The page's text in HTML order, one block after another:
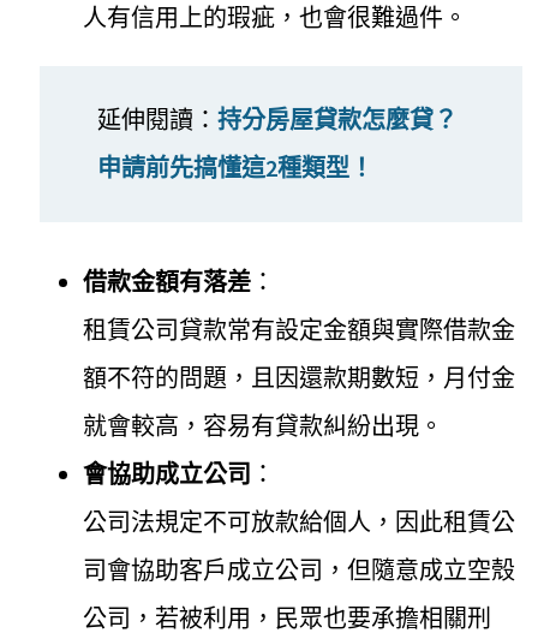
人有信用上的瑕疵，也會很難過件。
延伸閱讀： 持分房屋貸款怎麼貸？
申請前先搞懂這2種類型！
借款金額有落差 ：
租賃公司貸款常有設定金額與實際借款金
額不符的問題，且因還款期數短，月付金
就會較高，容易有貸款糾紛出現。
會協助成立公司 ：
公司法規定不可放款給個人，因此租賃公
司會協助客戶成立公司，但隨意成立空殼
公司，若被利用，民眾也要承擔相關刑